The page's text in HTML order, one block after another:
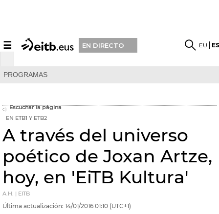
☰ EN DIRECTO EU
PROGRAMAS
Escuchar la página
EN ETB1 Y ETB2
A través del universo
poético de Joxan Artze,
hoy, en 'EiTB Kultura'
A.H. | EITB
Última actualización: 14/01/2016 01:10 (UTC+1)